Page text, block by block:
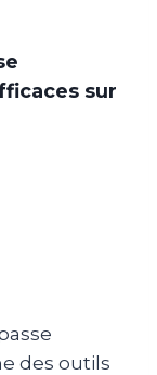
sur
des outils